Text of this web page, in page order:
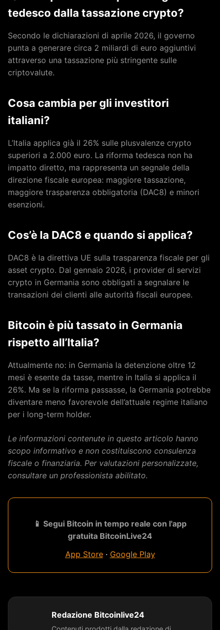
tedesco dalla tassazione crypto?
Secondo le dichiarazioni di aprile 2026, il governo
punta a generare circa 2 miliardi di euro aggiuntivi
attraverso una tassazione più stringente sulle
criptovalute.
Cosa cambia per gli investitori
italiani?
L’Italia applica già il 26% sulle plusvalenze crypto
superiori a 2.000 euro. La riforma tedesca non ha
impatto diretto, ma rappresenta un segnale della
direzione fiscale europea: maggiore tassazione,
maggiore trasparenza obbligatoria (DAC8) e minori
esenzioni.
Cos’è la DAC8 e quando si applica?
DAC8 è la direttiva UE sulla trasparenza fiscale per gli
asset crypto. Dal gennaio 2026, i provider di servizi
crypto in Germania sono obbligati a segnalare le
transazioni dei clienti alle autorità fiscali europee.
Bitcoin è più tassato in Germania
rispetto all’Italia?
Attualmente no: in Germania la detenzione oltre 12
mesi è esente da tasse, mentre in Italia si applica il
26%. Ma se la riforma passasse, la Germania potrebbe
diventare meno favorevole dell’attuale regime italiano
per i long-term holder.
Le informazioni contenute in questo articolo hanno
scopo informativo e non costituiscono consulenza
fiscale o finanziaria. Per valutazioni personalizzate,
consultare un professionista abilitato.
📱 Segui Bitcoin in tempo reale con l'app
gratuita BitcoinLive24
App Store· Google Play
Redazione Bitcoinlive24